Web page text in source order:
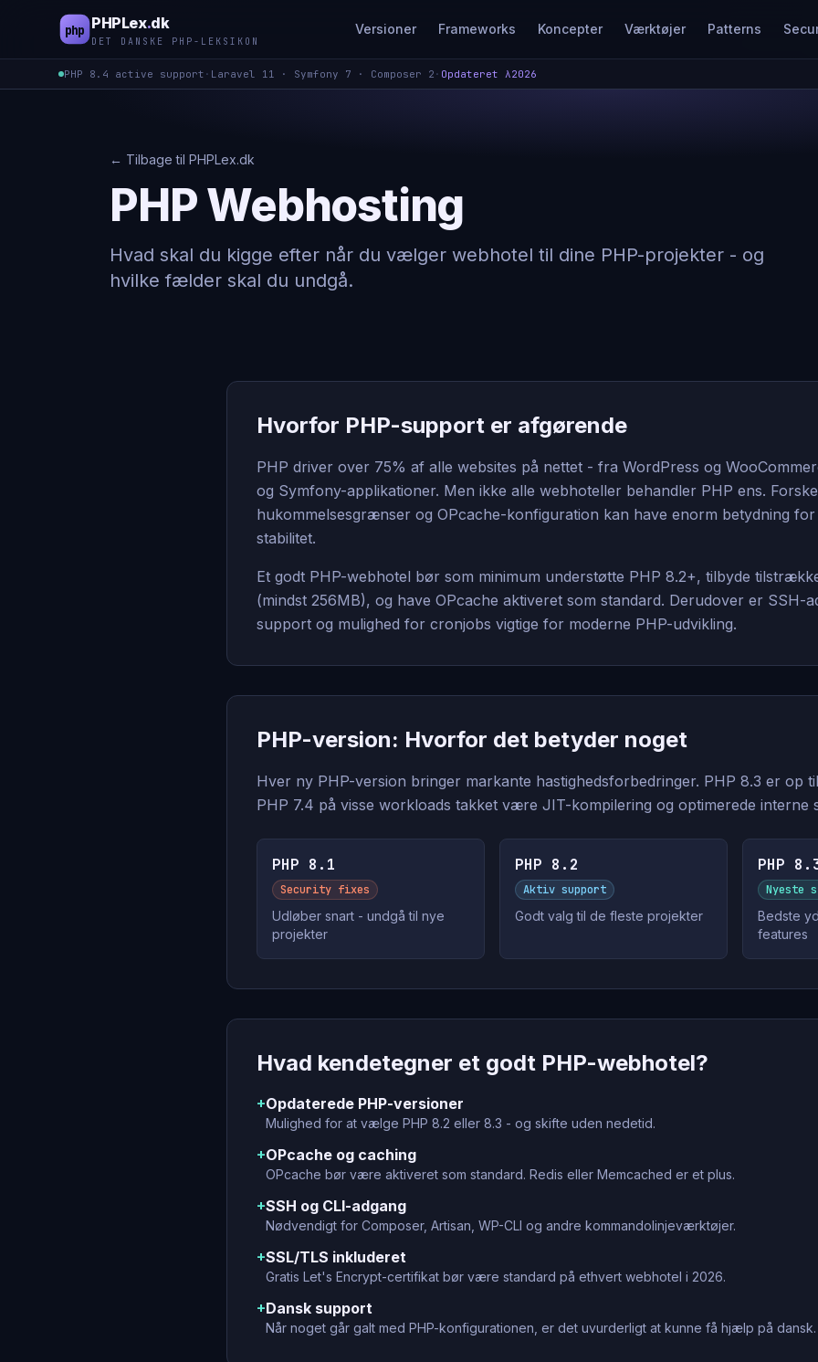
php PHPLex.dk
DET DANSKE PHP-LEKSIKON
Versioner Frameworks Koncepter Værktøjer Patterns
PHP 8.4 active support · Laravel 11 · Symfony 7 · Composer 2 · Opdateret λ2026
← Tilbage til PHPLex.dk
PHP Webhosting
Hvad skal du kigge efter når du vælger webhotel til dine PHP-projekter - og
hvilke fælder skal du undgå.
Hvorfor PHP-support er afgørende
PHP driver over 75% af alle websites på nettet - fra WordPress og
og Symfony-applikationer. Men ikke alle webhoteller behandler PHP ens.
hukommelsesgrænser og OPcache-konfiguration kan have enorm betydning for
stabilitet.
Et godt PHP-webhotel bør som minimum understøtte PHP 8.2+, tilbyde
(mindst 256MB), og have OPcache aktiveret som standard. Derudover er SSH-
support og mulighed for cronjobs vigtige for moderne PHP-udvikling.
PHP-version: Hvorfor det betyder noget
Hver ny PHP-version bringer markante hastighedsforbedringer. PHP 8.3 er op
PHP 7.4 på visse workloads takket være JIT-kompilering og optimerede interne
PHP 8.1
Security fixes
Udløber snart - undgå til nye
projekter
PHP 8.2
Aktiv support
Godt valg til de fleste projekter
PHP
Nyeste
Bedste
features
Hvad kendetegner et godt PHP-webhotel?
+Opdaterede PHP-versioner
Mulighed for at vælge PHP 8.2 eller 8.3 - og skifte uden nedetid.
+OPcache og caching
OPcache bør være aktiveret som standard. Redis eller Memcached er et plus.
+SSH og CLI-adgang
Nødvendigt for Composer, Artisan, WP-CLI og andre kommandolinjeværktøjer.
+SSL/TLS inkluderet
Gratis Let's Encrypt-certifikat bør være standard på ethvert webhotel i 2026.
+Dansk support
Når noget går galt med PHP-konfigurationen, er det uvurderligt at kunne få hjælp på dansk.